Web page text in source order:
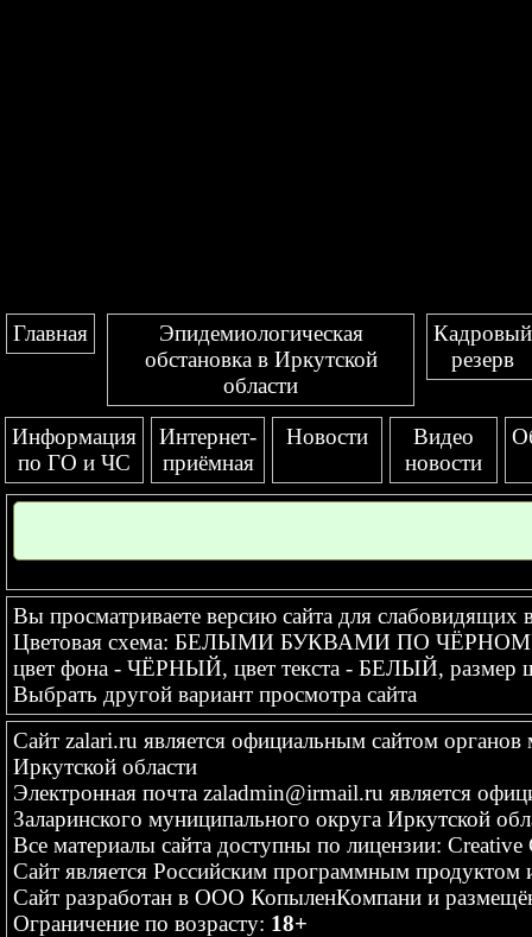
Главная
Эпидемиологическая
обстановка в Иркутской
области
Кадровый
резерв
Информация
по ГО и ЧС
Интернет-
приёмная
Новости
Видео
новости
Вы просматриваете версию сайта для слабовидящих
Цветовая схема: БЕЛЫМИ БУКВАМИ ПО
цвет фона - ЧЁРНЫЙ, цвет текста - БЕЛЫЙ,
Выбрать другой вариант просмотра сайта
Сайт zalari.ru является официальным сайтом органов
Иркутской области
Электронная почта zaladmin@irmail.ru является
Заларинского муниципального округа Иркутской
Все материалы сайта доступны по лицензии: Creative
Сайт является Российским программным
Сайт разработан в ООО КопыленКомпани и
Ограничение по возрасту: 18+